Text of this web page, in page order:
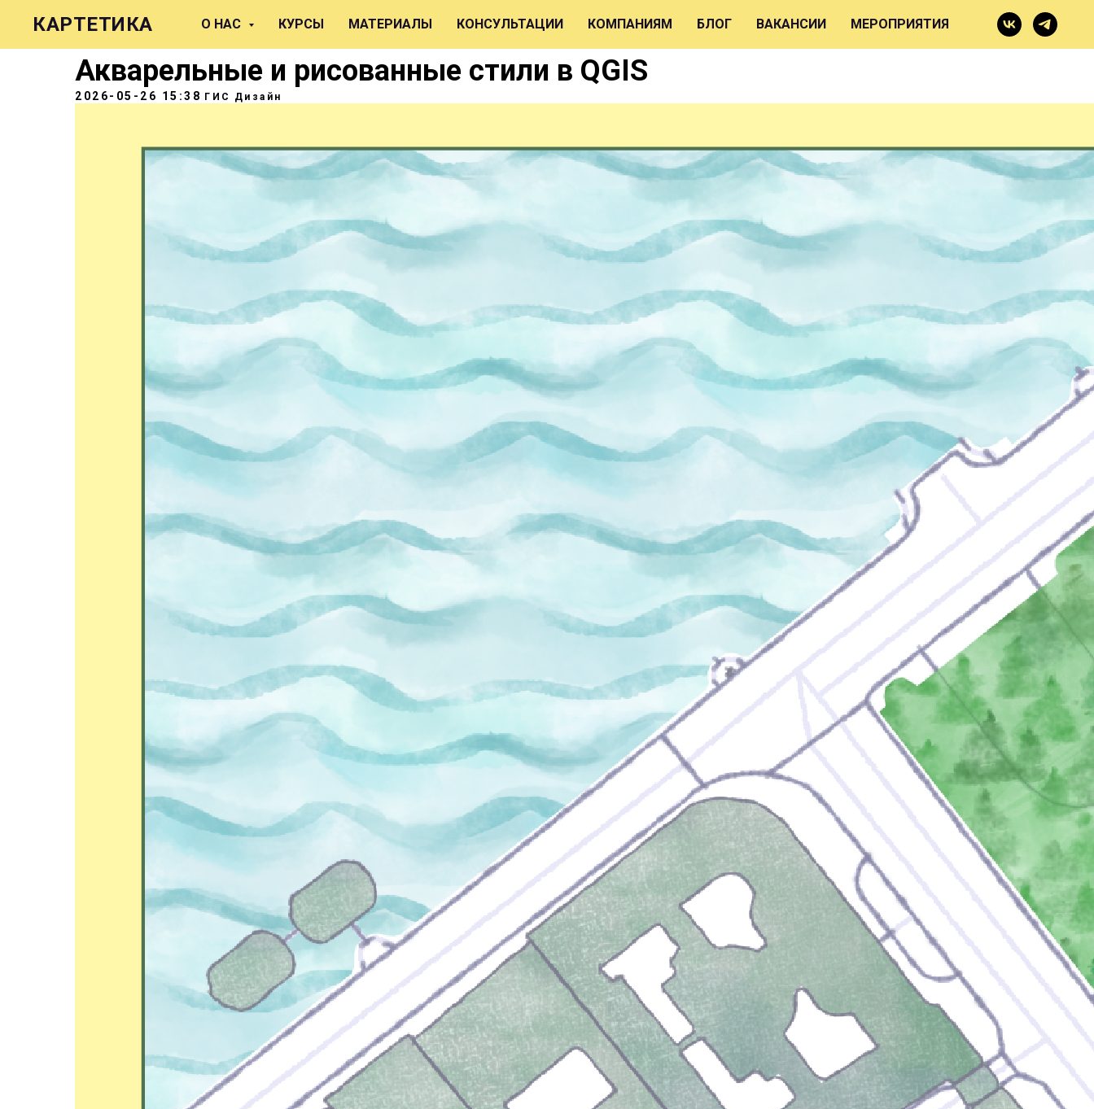
КАРТЕТИКА О НАС КУРСЫ МАТЕРИАЛЫ КОНСУЛЬТАЦИИ КОМПАНИЯМ БЛОГ ВАКАНСИИ МЕРОПРИЯТИЯ
Акварельные и рисованные стили в QGIS
2026-05-26 15:38 ГИС Дизайн